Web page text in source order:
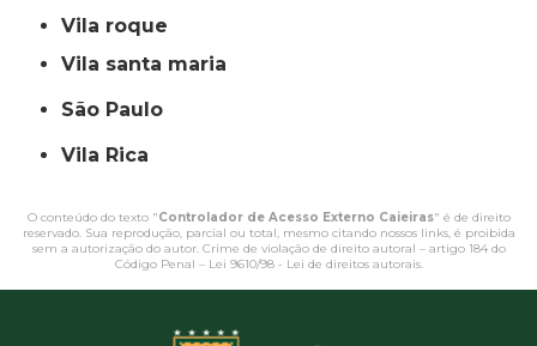
vila roque
vila santa maria
São Paulo
Vila Rica
O conteúdo do texto "Controlador de Acesso Externo Caieiras" é de direito
reservado. Sua reprodução, parcial ou total, mesmo citando nossos links, é proibida
sem a autorização do autor. Crime de violação de direito autoral – artigo 184 do
Código Penal – Lei 9610/98 - Lei de direitos autorais.